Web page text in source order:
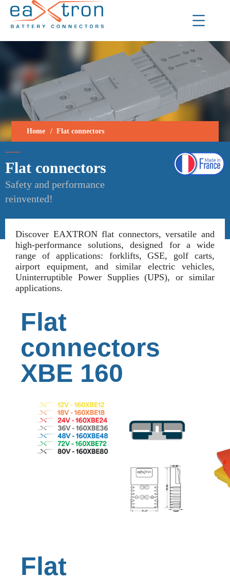
Home Flat connectors
Flat connectors
Safety and performance
reinvented!
Discover EAXTRON flat connectors, versatile and
high-performance solutions, designed for a wide
range of applications: forklifts, GSE, golf carts,
airport equipment, and similar electric vehicles,
Uninterruptible Power Supplies (UPS), or similar
applications.
Flat
connectors
XBE 160
Flat